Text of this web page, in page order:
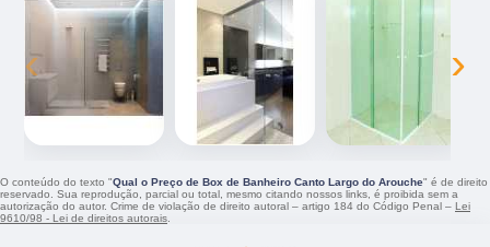
‹ ›
O conteúdo do texto "Qual o Preço de Box de Banheiro Canto Largo do Arouche" é de direito
reservado. Sua reprodução, parcial ou total, mesmo citando nossos links, é proibida sem a
autorização do autor. Crime de violação de direito autoral – artigo 184 do Código Penal – Lei
9610/98 - Lei de direitos autorais